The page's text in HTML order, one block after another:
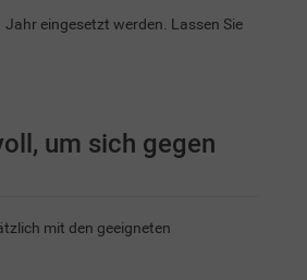
eingesetzt werden. Lassen Sie
um sich gegen
mit den geeigneten